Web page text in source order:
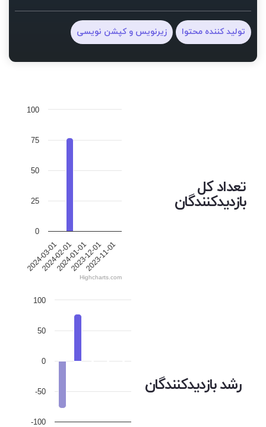
تولید کننده محتوا زیرنویس و کپشن نویسی
تعداد کل
بازدیدکنندگان
2024-03-01
2024-02-01
2024-01-01
2023-12-01
2023-11-01
0
25
50
75
100
Highcharts.com
رشد بازدیدکنندگان
-100
-50
0
50
100